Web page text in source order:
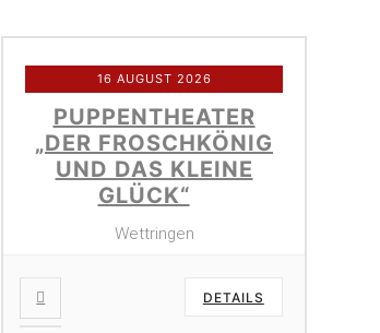
16 AUGUST 2026
PUPPENTHEATER
„DER FROSCHKÖNIG
UND DAS KLEINE
GLÜCK“
Wettringen
DETAILS